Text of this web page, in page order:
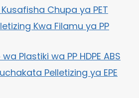
Chupa ya PET
Kwa Filamu ya PP
Plastiki wa PP HDPE ABS
Pelletizing ya EPE